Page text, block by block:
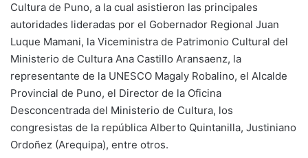
Cultura de Puno, a la cual asistieron las principales
autoridades lideradas por el Gobernador Regional Juan
Luque Mamani, la Viceministra de Patrimonio Cultural del
Ministerio de Cultura Ana Castillo Aransaenz, la
representante de la UNESCO Magaly Robalino, el Alcalde
Provincial de Puno, el Director de la Oficina
Desconcentrada del Ministerio de Cultura, los
congresistas de la república Alberto Quintanilla, Justiniano
Ordoñez (Arequipa), entre otros.